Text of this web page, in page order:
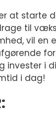
at starte
til
vil en
invester i
i dag!